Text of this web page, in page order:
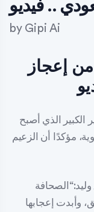
.. فيديو
by Gipi Ai
إعجاز
الكبير الذي أصبح
مؤكدًا أن الزعيم
وأبدت إعجابها